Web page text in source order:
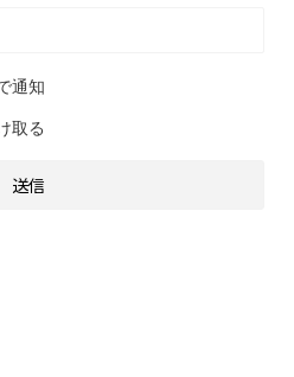
通知
取る